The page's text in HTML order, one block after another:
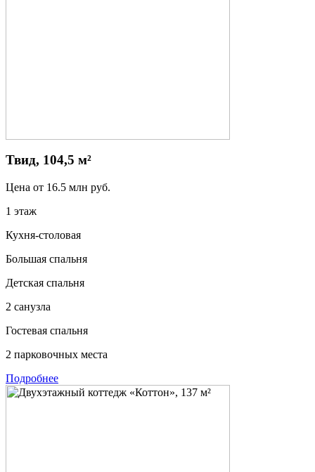
Твид, 104,5 м²
Цена от 16.5 млн руб.
1 этаж
Кухня-столовая
Большая спальня
Детская спальня
2 санузла
Гостевая спальня
2 парковочных места
Подробнее